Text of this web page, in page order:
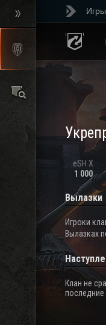
Игры
eSH X
1 000
Вылазки
Игроки
Вылазках
Клан не
последние